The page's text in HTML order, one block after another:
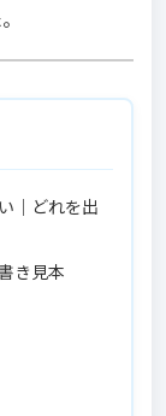
｜どれを出
き見本